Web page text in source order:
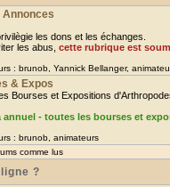
Annonces
les dons et les échanges.
les abus, cette rubrique est
: brunob Yannick Bellanger,
& Expos
Bourses et Expositions
annuel - toutes les bourses et
: brunob animateurs
comme lus
?